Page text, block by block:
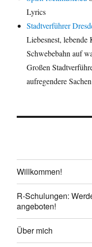
Lyrics
Stadtverführer
Liebesnest, lebende
Schwebebahn auf
Großen
aufregendere
Willkommen!
R-Schulungen:
angeboten!
Über mich